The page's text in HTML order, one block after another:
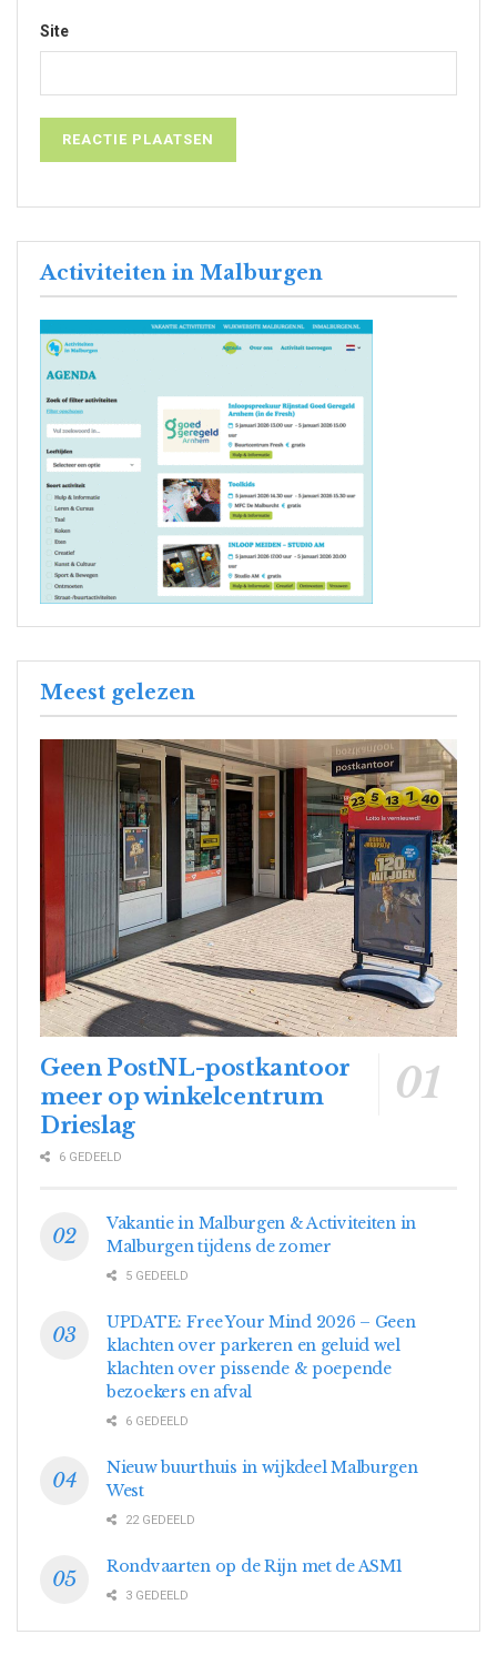
Site
Activiteiten in Malburgen
Meest gelezen
Geen PostNL-postkantoor
meer op winkelcentrum
Drieslag
6 GEDEELD
Vakantie in Malburgen & Activiteiten in
Malburgen tijdens de zomer
5 GEDEELD
UPDATE: Free Your Mind 2026 – Geen
klachten over parkeren en geluid wel
klachten over pissende & poepende
bezoekers en afval
6 GEDEELD
Nieuw buurthuis in wijkdeel Malburgen
West
22 GEDEELD
Rondvaarten op de Rijn met de ASM1
3 GEDEELD